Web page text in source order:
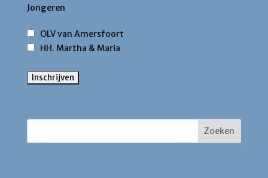
Jongeren
OLV van Amersfoort
HH. Martha & Maria